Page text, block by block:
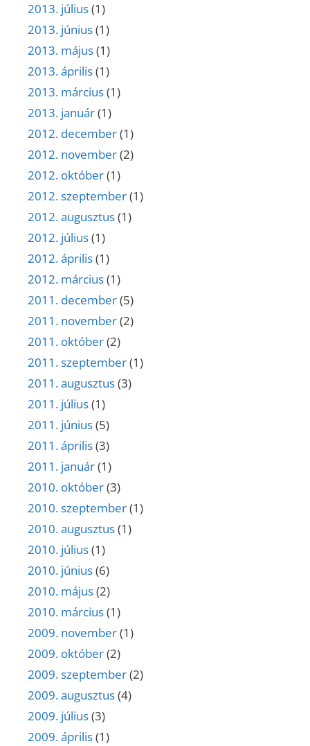
2013. július(1)
2013. június(1)
2013. május(1)
2013. április(1)
2013. március(1)
2013. január(1)
2012. december(1)
2012. november(2)
2012. október(1)
2012. szeptember(1)
2012. augusztus(1)
2012. július(1)
2012. április(1)
2012. március(1)
2011. december(5)
2011. november(2)
2011. október(2)
2011. szeptember(1)
2011. augusztus(3)
2011. július(1)
2011. június(5)
2011. április(3)
2011. január(1)
2010. október(3)
2010. szeptember(1)
2010. augusztus(1)
2010. július(1)
2010. június(6)
2010. május(2)
2010. március(1)
2009. november(1)
2009. október(2)
2009. szeptember(2)
2009. augusztus(4)
2009. július(3)
2009. április(1)